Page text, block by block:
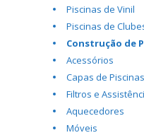
Piscinas de Vinil
Piscinas de
Construção de
Acessórios
Capas de Piscinas
Filtros e
Aquecedores
Móveis